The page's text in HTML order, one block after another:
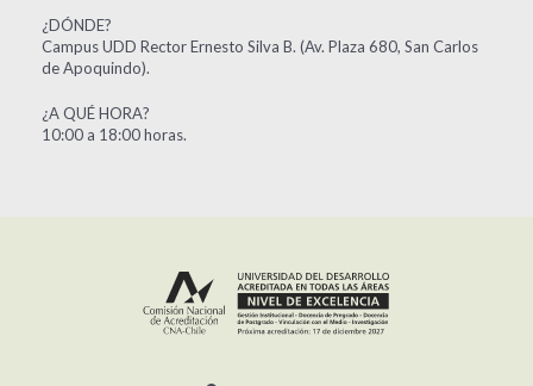
¿DÓNDE?
Campus UDD Rector Ernesto Silva B. (Av. Plaza 680, San Carlos
de Apoquindo).
¿A QUÉ HORA?
10:00 a 18:00 horas.